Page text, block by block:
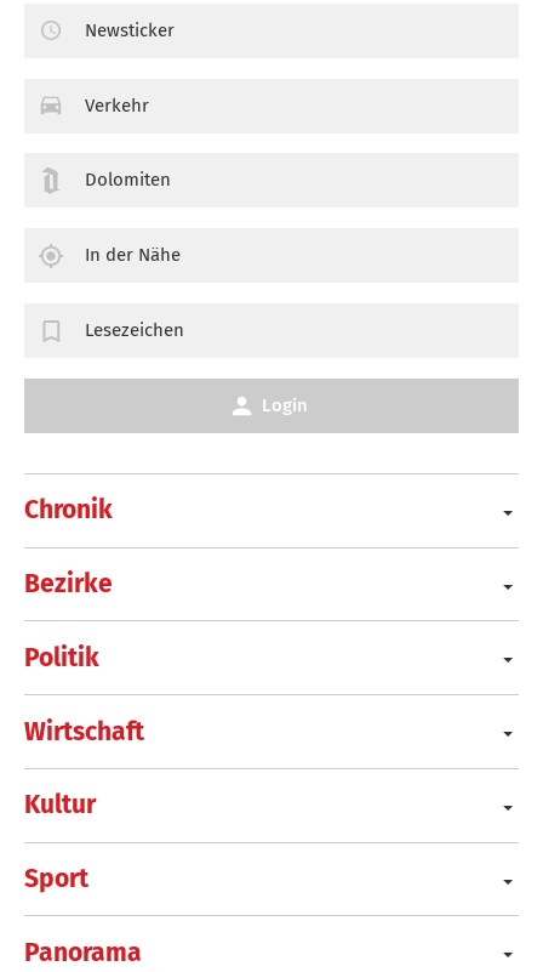
Chronik
Bezirke
Politik
Wirtschaft
Kultur
Sport
Panorama
Newsticker
Verkehr
Dolomiten
In der Nähe
Lesezeichen
Login